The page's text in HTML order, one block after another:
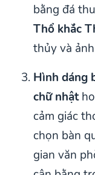
bằng đá
Thổ khắc
thủy và
Hình dáng
chữ nhật
cảm giác
chọn bàn
gian văn